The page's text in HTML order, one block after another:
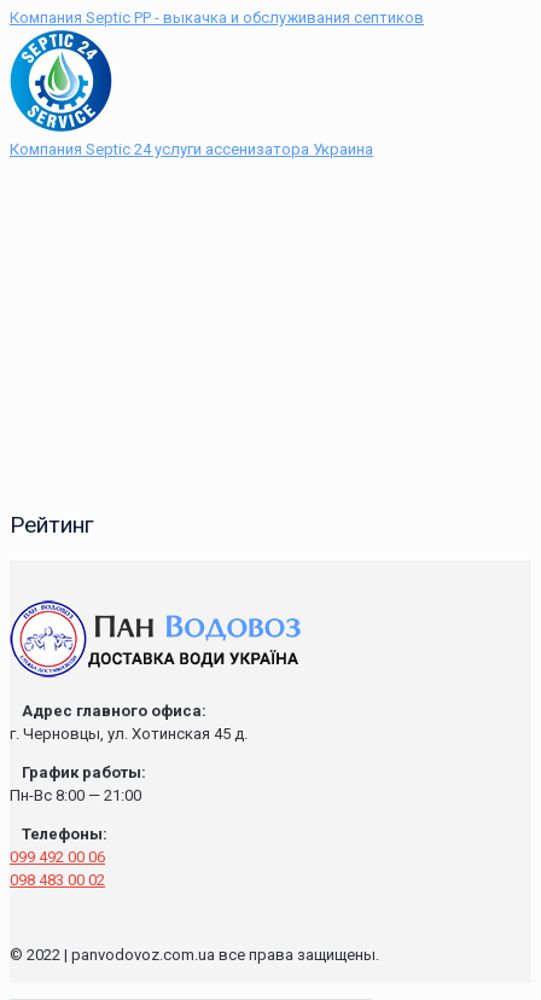
Компания Septic PP - выкачка и обслуживания септиков
Компания Septic 24 услуги ассенизатора Украина
Рейтинг
Адрес главного офиса:
г. Черновцы, ул. Хотинская 45 д.
График работы:
Пн-Вс 8:00 — 21:00
Телефоны:
099 492 00 06
098 483 00 02
© 2022 | panvodovoz.com.ua все права защищены.